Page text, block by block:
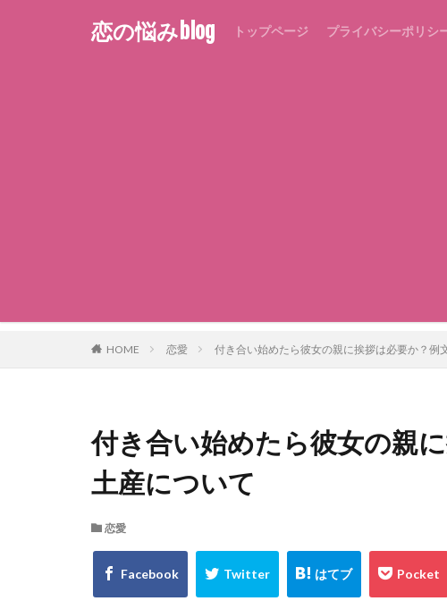
恋の悩みblog トップページ プライバシーポリシ
HOME 恋愛 付き合い始めたら彼女の親に挨拶は必要か？例
付き合い始めたら彼女の親
土産について
恋愛